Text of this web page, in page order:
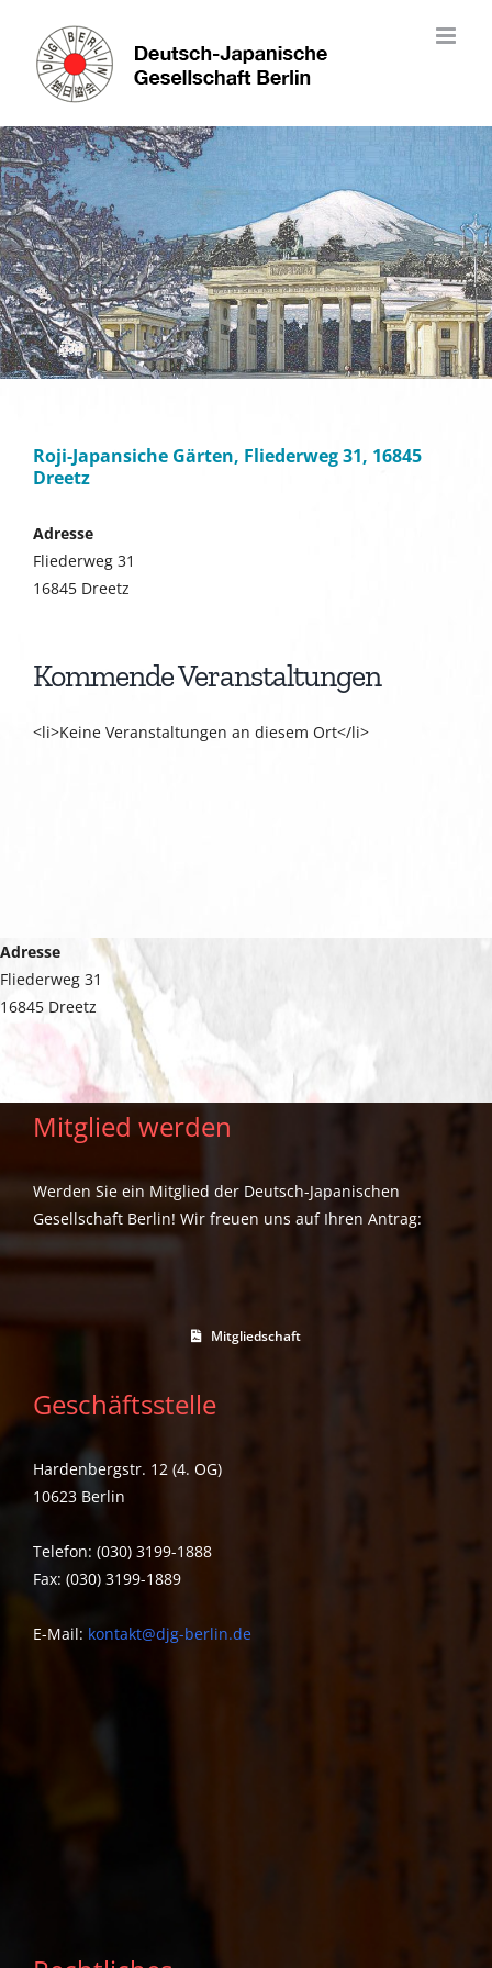
content
Roji-Japansiche Gärten, Fliederweg 31, 16845
Dreetz
Adresse
Fliederweg 31
16845 Dreetz
Kommende Veranstaltungen
<li>Keine Veranstaltungen an diesem Ort</li>
Adresse
Fliederweg 31
16845 Dreetz
Mitglied werden
Werden Sie ein Mitglied der Deutsch-Japanischen
Gesellschaft Berlin! Wir freuen uns auf Ihren Antrag:
Mitgliedschaft
Geschäftsstelle
Hardenbergstr. 12 (4. OG)
10623 Berlin
Telefon: (030) 3199-1888
Fax: (030) 3199-1889
E-Mail: kontakt@djg-berlin.de